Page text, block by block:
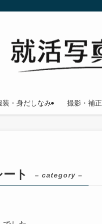
装・身だしなみ 撮影・補正
ト – category –